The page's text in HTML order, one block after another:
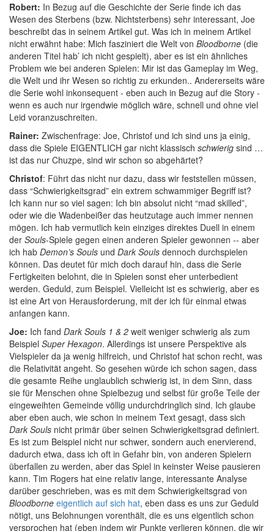
Robert: In Bezug auf die Geschichte der Serie finde ich das
Wesen des Sterbens (bzw. Nichtsterbens) sehr interessant, Joe
beschreibt das in seinem Artikel gut. Was ich in meinem Artikel
nicht erwähnt habe: Mich fasziniert die Welt von Bloodborne (die
anderen Titel hab’ ich nicht gespielt), aber es ist ein ähnliches
Problem wie bei anderen Spielen: Mir ist das Gameplay im Weg,
die Welt und ihr Wesen so richtig zu erkunden.. Andererseits wäre
die Serie wohl inkonsequent - eben auch in Bezug auf die Story -
wenn es auch nur irgendwie möglich wäre, schnell und ohne viel
Leid voranzuschreiten.
Rainer: Zwischenfrage: Joe, Christof und ich sind uns ja einig,
dass die Spiele EIGENTLICH gar nicht klassisch schwierig sind …
ist das nur Chuzpe, sind wir schon so abgehärtet?
Christof: Führt das nicht nur dazu, dass wir feststellen müssen,
dass “Schwierigkeitsgrad” ein extrem schwammiger Begriff ist?
Ich kann nur so viel sagen: Ich bin absolut nicht “mad skilled”,
oder wie die Wadenbeißer das heutzutage auch immer nennen
mögen. Ich hab vermutlich kein einziges direktes Duell in einem
der Souls-Spiele gegen einen anderen Spieler gewonnen -- aber
ich hab Demon’s Souls und Dark Souls dennoch durchspielen
können. Das deutet für mich doch darauf hin, dass die Serie
Fertigkeiten belohnt, die in Spielen sonst eher unterbedient
werden. Geduld, zum Beispiel. Vielleicht ist es schwierig, aber es
ist eine Art von Herausforderung, mit der ich für einmal etwas
anfangen kann.
Joe: Ich fand Dark Souls 1 & 2 weit weniger schwierig als zum
Beispiel Super Hexagon. Allerdings ist unsere Perspektive als
Vielspieler da ja wenig hilfreich, und Christof hat schon recht, was
die Relativität angeht. So gesehen würde ich schon sagen, dass
die gesamte Reihe unglaublich schwierig ist, in dem Sinn, dass
sie für Menschen ohne Spielbezug und selbst für große Teile der
eingeweihten Gemeinde völlig undurchdringlich sind. Ich glaube
aber eben auch, wie schon in meinem Text gesagt, dass sich
Dark Souls nicht primär über seinen Schwierigkeitsgrad definiert.
Es ist zum Beispiel nicht nur schwer, sondern auch enervierend,
dadurch etwa, dass ich oft in Gefahr bin, von anderen Spielern
überfallen zu werden, aber das Spiel in keinster Weise pausieren
kann. Tim Rogers hat eine relativ lange, interessante Analyse
darüber geschrieben, was es mit dem Schwierigkeitsgrad von
Bloodborne eigentlich auf sich hat, eben dass es uns zur Geduld
nötigt, uns Belohnungen vorenthält, die es uns eigentlich schon
versprochen hat (eben indem wir Punkte verlieren können, die wir